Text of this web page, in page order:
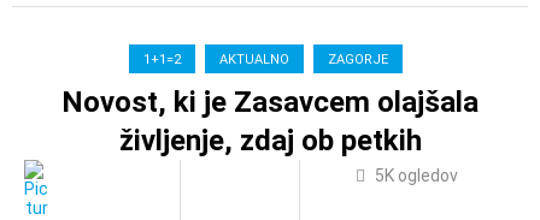
1+1=2 AKTUALNO ZAGORJE
Novost, ki je Zasavcem olajšala
življenje, zdaj ob petkih
5K ogledov